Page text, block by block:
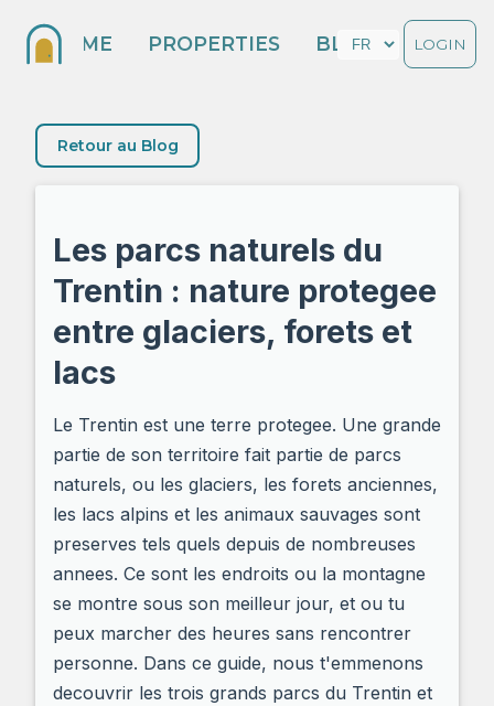
HOME PROPERTIES BLOG LOGIN
Retour au Blog
Les parcs naturels du
Trentin : nature protegee
entre glaciers, forets et
lacs
Le Trentin est une terre protegee. Une grande
partie de son territoire fait partie de parcs
naturels, ou les glaciers, les forets anciennes,
les lacs alpins et les animaux sauvages sont
preserves tels quels depuis de nombreuses
annees. Ce sont les endroits ou la montagne
se montre sous son meilleur jour, et ou tu
peux marcher des heures sans rencontrer
personne. Dans ce guide, nous t'emmenons
decouvrir les trois grands parcs du Trentin et